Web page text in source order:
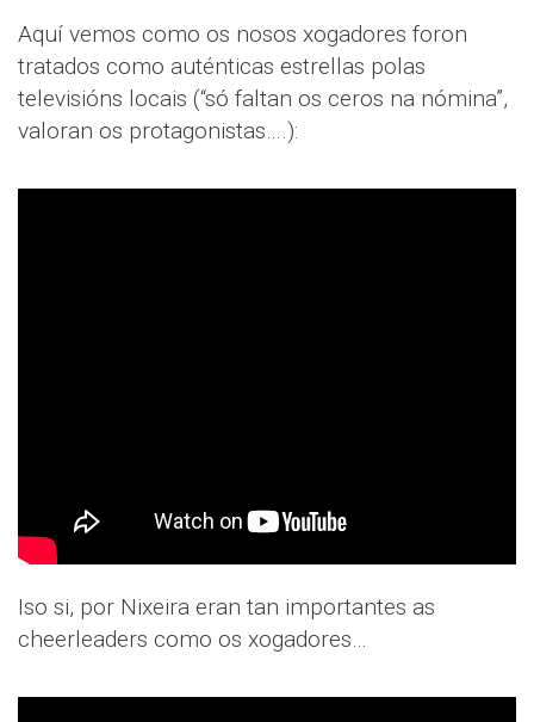
Aquí vemos como os nosos xogadores foron
tratados como auténticas estrellas polas
televisións locais (“só faltan os ceros na nómina”,
valoran os protagonistas….):
Iso si, por Nixeira eran tan importantes as
cheerleaders como os xogadores…